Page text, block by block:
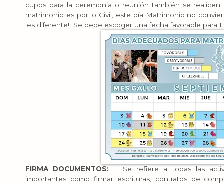
cupos para la ceremonia o reunión también se
matrimonio es por lo Civil, este día Matrimonio no
¡es diferente! Se debe escoger una fecha favorable para
FIRMA DOCUMENTOS: Se refiere a todas las
importantes como firmar escrituras, contratos de